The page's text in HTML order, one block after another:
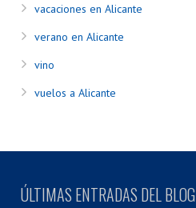
vacaciones en Alicante
verano en Alicante
vino
vuelos a Alicante
ÚLTIMAS ENTRADAS DEL BLOG